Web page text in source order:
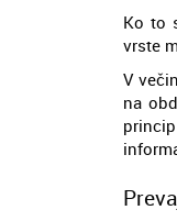
Ko to
vrste
V
na